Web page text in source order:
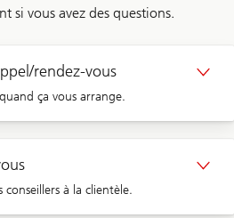
si vous avez des questions.
rendez-vous
ça vous arrange.
à la clientèle.